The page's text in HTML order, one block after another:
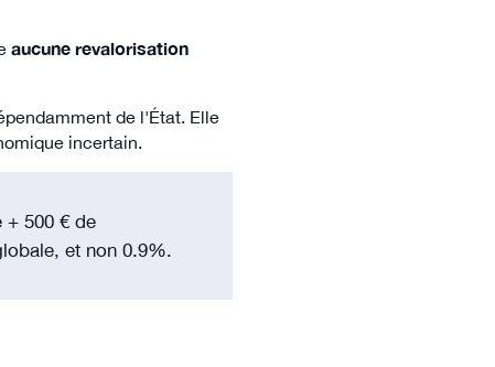
aucune revalorisation
de l'État. Elle
incertain.
+ 500 € de
et non 0.9%.